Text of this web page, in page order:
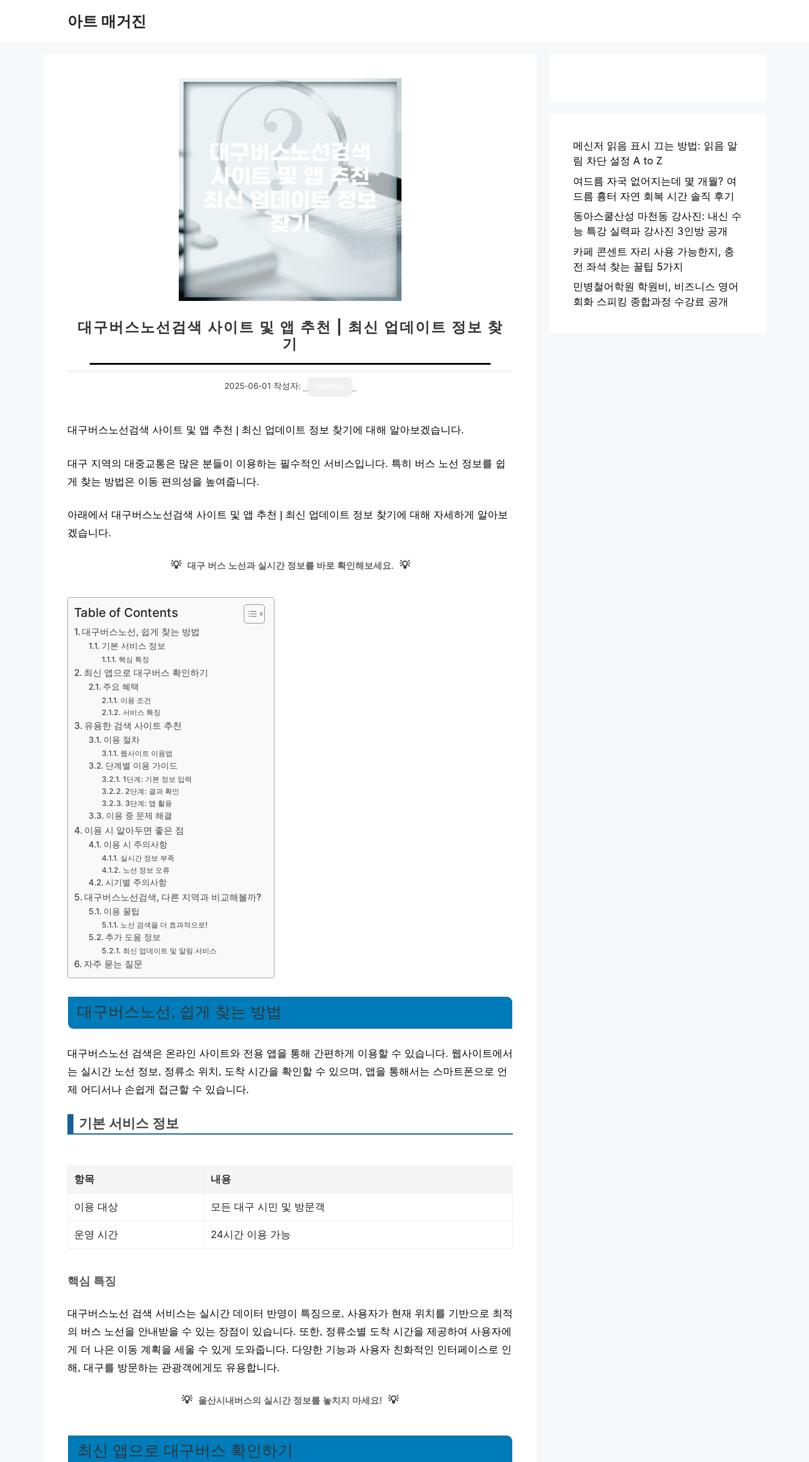
아트 매거진
대구버스노선검색 사이트 및 앱 추천 | 최신 업데이트 정보 찾
기
2025-06-01 작성자:
대구버스노선검색 사이트 및 앱 추천 | 최신 업데이트 정보 찾기에 대해 알아보겠습니다.
대구 지역의 대중교통은 많은 분들이 이용하는 필수적인 서비스입니다. 특히 버스 노선 정보를 쉽
게 찾는 방법은 이동 편의성을 높여줍니다.
아래에서 대구버스노선검색 사이트 및 앱 추천 | 최신 업데이트 정보 찾기에 대해 자세하게 알아보
겠습니다.
💡 대구 버스 노선과 실시간 정보를 바로 확인해보세요. 💡
Table of Contents
대구버스노선, 쉽게 찾는 방법
기본 서비스 정보
핵심 특징
최신 앱으로 대구버스 확인하기
주요 혜택
이용 조건
서비스 특징
유용한 검색 사이트 추천
이용 절차
웹사이트 이용법
단계별 이용 가이드
1단계: 기본 정보 입력
2단계: 결과 확인
3단계: 앱 활용
이용 중 문제 해결
이용 시 알아두면 좋은 점
이용 시 주의사항
실시간 정보 부족
노선 정보 오류
시기별 주의사항
대구버스노선검색, 다른 지역과 비교해볼까?
이용 꿀팁
노선 검색을 더 효과적으로!
추가 도움 정보
최신 업데이트 및 알림 서비스
자주 묻는 질문
대구버스노선, 쉽게 찾는 방법
대구버스노선 검색은 온라인 사이트와 전용 앱을 통해 간편하게 이용할 수 있습니다. 웹사이트에서
는 실시간 노선 정보, 정류소 위치, 도착 시간을 확인할 수 있으며, 앱을 통해서는 스마트폰으로 언
제 어디서나 손쉽게 접근할 수 있습니다.
기본 서비스 정보
항목 내용
이용 대상 모든 대구 시민 및 방문객
운영 시간 24시간 이용 가능
핵심 특징
대구버스노선 검색 서비스는 실시간 데이터 반영이 특징으로, 사용자가 현재 위치를 기반으로 최적
의 버스 노선을 안내받을 수 있는 장점이 있습니다. 또한, 정류소별 도착 시간을 제공하여 사용자에
게 더 나은 이동 계획을 세울 수 있게 도와줍니다. 다양한 기능과 사용자 친화적인 인터페이스로 인
해, 대구를 방문하는 관광객에게도 유용합니다.
💡 울산시내버스의 실시간 정보를 놓치지 마세요! 💡
최신 앱으로 대구버스 확인하기
메신저 읽음 표시 끄는 방법: 읽음 알
림 차단 설정 A to Z
여드름 자국 없어지는데 몇 개월? 여
드름 흉터 자연 회복 시간 솔직 후기
동아스쿨산성 마천동 강사진: 내신 수
능 특강 실력파 강사진 3인방 공개
카페 콘센트 자리 사용 가능한지, 충
전 좌석 찾는 꿀팁 5가지
민병철어학원 학원비, 비즈니스 영어
회화 스피킹 종합과정 수강료 공개